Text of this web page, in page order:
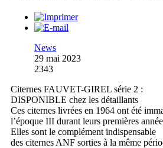
News
29 mai 2023
2343
Citernes FAUVET-GIREL série 2 :
DISPONIBLE chez les détaillants
Ces citernes livrées en 1964 ont été
l’époque III durant leurs premières
Elles sont le complément indispensable
des citernes ANF sorties à la même